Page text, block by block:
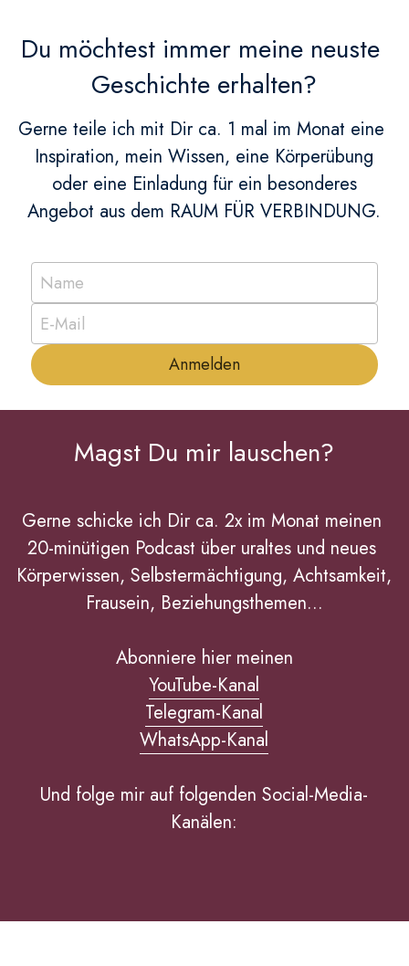
Du möchtest immer meine neuste
Geschichte erhalten?
Gerne teile ich mit Dir ca. 1 mal im Monat eine
Inspiration, mein Wissen, eine Körperübung
Angebot aus dem RAUM FÜR VERBINDUNG.
Name
E-Mail
Anmelden
Magst Du mir lauschen?
Gerne schicke ich Dir ca. 2x im Monat meinen
20-minütigen Podcast über uraltes und neues
Körperwissen, Selbstermächtigung, Achtsamkeit,
Frausein, Beziehungsthemen...
Abonniere hier meinen
YouTube-Kanal
Telegram-Kanal
WhatsApp-Kanal
Und folge mir auf folgenden Social-Media-
Kanälen: